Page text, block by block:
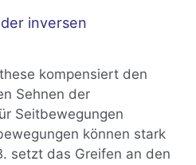
inversen
kompensiert den
Sehnen der
Seitbewegungen
können stark
setzt das Greifen an den